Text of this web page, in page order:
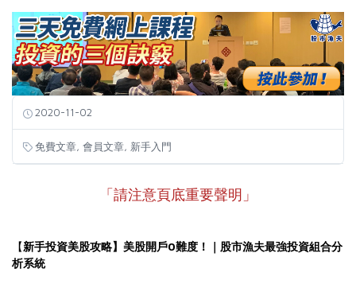
2020-11-02
免費文章 會員文章 新手入門
「請注意頁底重要聲明」
【新手投資美股攻略】美股開戶0難度！｜ 股市漁夫最強投資組合分
析系統